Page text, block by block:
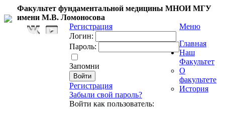
Факультет фундаментальной медицины МНОИ МГУ
имени М.В. Ломоносова
Регистрация
Логин:
Пароль:
Запомни
Регистрация
Забыли свой пароль?
Войти как пользователь:
Меню
Главная
Наш
Факультет
О
факультете
История